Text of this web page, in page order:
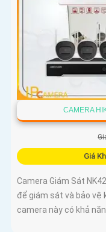
CAMERA
Giá
Camera Giám Sát
để giám sát và bảo vệ
camera này có khả